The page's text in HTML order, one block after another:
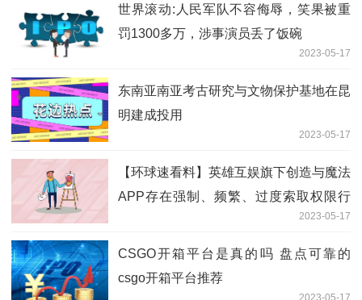
世界滚动:人民军队不容侮辱，笑果被重
罚1300多万，涉事演员丢了饭碗
2023-05-17
东南亚南亚考古研究与文物保护基地在昆
明建成投用
2023-05-17
【环球速看料】英雄互娱旗下创造与魔法
APP存在强制、频繁、过度索取权限行
2023-05-17
CSGO开箱平台是真的吗 盘点可靠的
csgo开箱平台推荐
2023-05-17